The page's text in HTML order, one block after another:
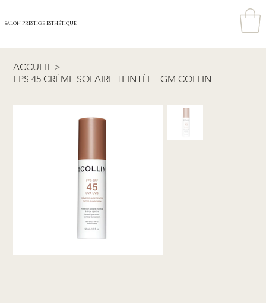
SALON PRESTIGE ESTHÉTIQUE
ACCUEIL >
FPS 45 CRÈME SOLAIRE TEINTÉE - GM COLLIN